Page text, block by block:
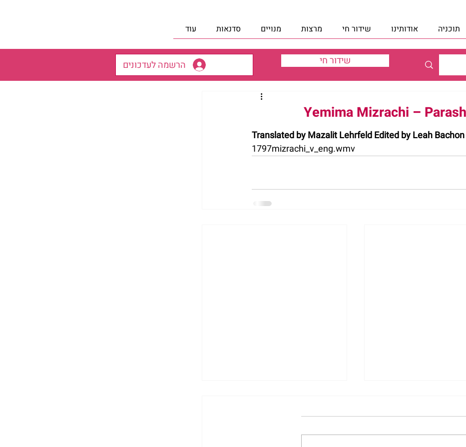
תוכניה אודותינו שידור חי מרצות מנויים סדנאות עוד
הרשמה לעדכונים שידור חי
Yemima Mizrachi –
Translated by Mazalit Lehrfeld Edited by Leah Bachon
1797mizrachi_v_eng.wmv